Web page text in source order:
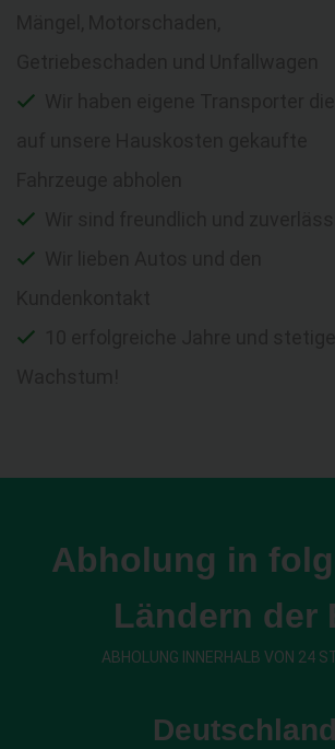
Abholung in
Ländern der
ABHOLUNG INNERHALB VON 24
Deutschland